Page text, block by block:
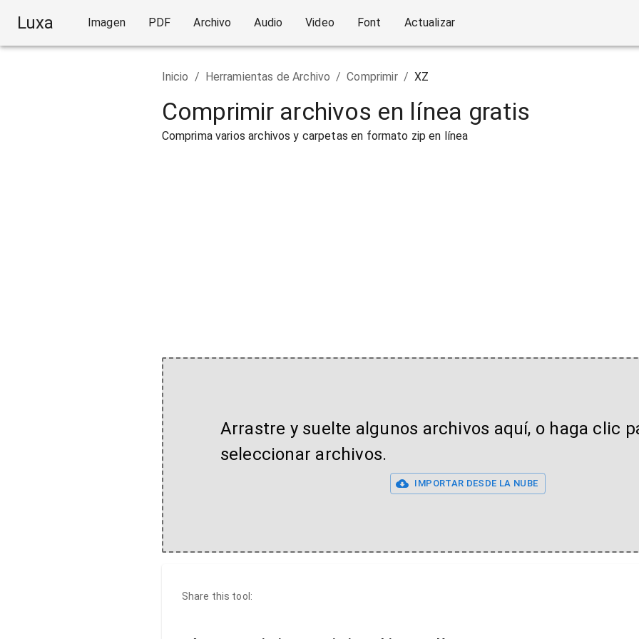
Luxa Imagen PDF Archivo Audio Video Font Actualizar
Inicio / Herramientas de Archivo / Comprimir / XZ
Comprimir archivos en línea gratis
Comprima varios archivos y carpetas en formato zip en línea
Arrastre y suelte algunos archivos aquí, o haga clic
seleccionar archivos.
IMPORTAR DESDE LA NUBE
Share this tool: